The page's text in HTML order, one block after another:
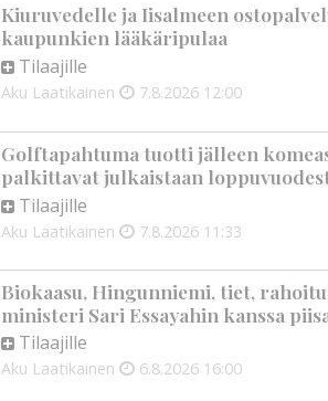
Kiuruvedelle ja Iisalmeen
kaupunkien lääkäripulaa
Tilaajille
Aku Laatikainen 7.8.2026 12:00
Golftapahtuma tuotti jälleen
palkittavat julkaistaan
Tilaajille
Aku Laatikainen 7.8.2026 11:33
Biokaasu, Hingunniemi, tiet,
ministeri Sari Essayahin kanssa
Tilaajille
Aku Laatikainen 6.8.2026 16:00